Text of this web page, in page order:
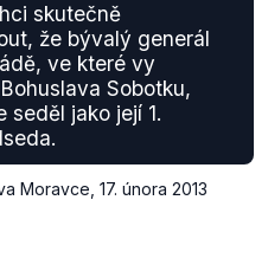
skutečně
že bývalý generál
ve které vy
Sobotku,
seděl jako její 1.
Moravce 17. února 2013